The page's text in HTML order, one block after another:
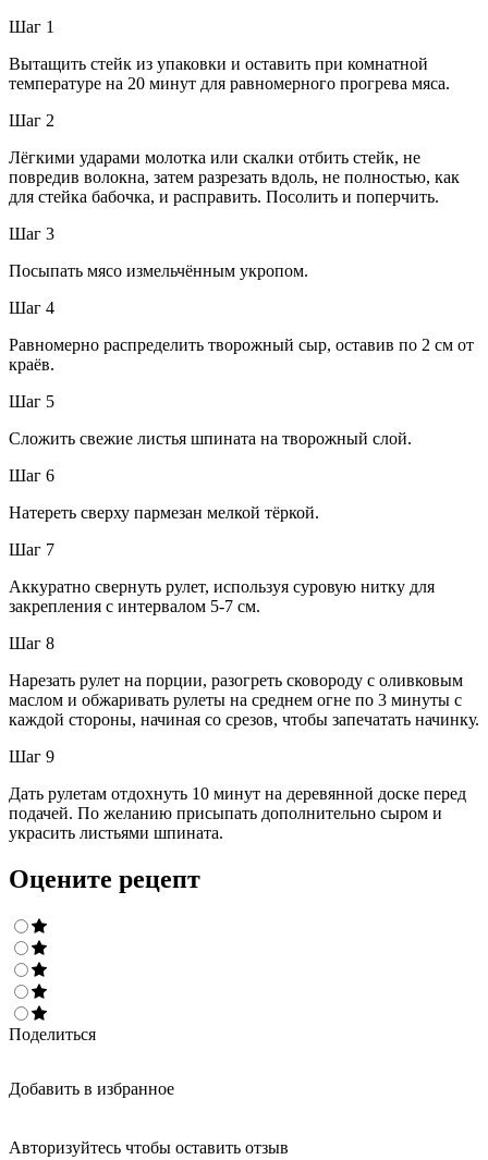
Шаг 1
Вытащить стейк из упаковки и оставить при комнатной
температуре на 20 минут для равномерного прогрева мяса.
Шаг 2
Лёгкими ударами молотка или скалки отбить стейк, не
повредив волокна, затем разрезать вдоль, не полностью, как
для стейка бабочка, и расправить. Посолить и поперчить.
Шаг 3
Посыпать мясо измельчённым укропом.
Шаг 4
Равномерно распределить творожный сыр, оставив по 2 см от
краёв.
Шаг 5
Сложить свежие листья шпината на творожный слой.
Шаг 6
Натереть сверху пармезан мелкой тёркой.
Шаг 7
Аккуратно свернуть рулет, используя суровую нитку для
закрепления с интервалом 5-7 см.
Шаг 8
Нарезать рулет на порции, разогреть сковороду с оливковым
маслом и обжаривать рулеты на среднем огне по 3 минуты с
каждой стороны, начиная со срезов, чтобы запечатать начинку.
Шаг 9
Дать рулетам отдохнуть 10 минут на деревянной доске перед
подачей. По желанию присыпать дополнительно сыром и
украсить листьями шпината.
Оцените рецепт
Поделиться
Добавить в избранное
Авторизуйтесь чтобы оставить отзыв